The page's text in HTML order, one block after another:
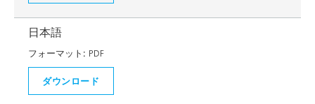
日本語
フォーマット: PDF
ダウンロード